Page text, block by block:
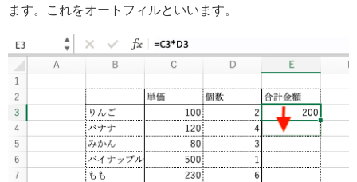
ます。これをオートフィルといいます。